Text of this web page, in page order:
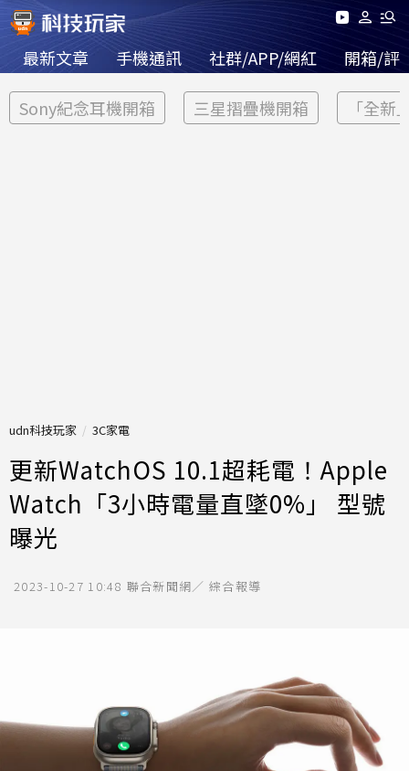
最新文章 手機通訊 社群/APP/網紅 開箱/評
Sony紀念耳機開箱 三星摺疊機開箱 「全新
udn科技玩家 3C家電
更新WatchOS 10.1超耗電！Apple
Watch「3小時電量直墜0%」 型號
曝光
2023-10-27 10:48 聯合新聞網／ 綜合報導